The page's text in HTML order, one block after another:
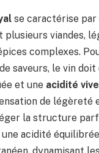
se caractérise par
viandes,
complexes.
saveurs, le vin
et une acidité vive
de légèreté
la structure
une acidité